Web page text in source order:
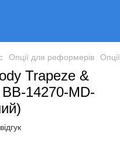
Опції для реформерів
Trapeze &
14270-MD-